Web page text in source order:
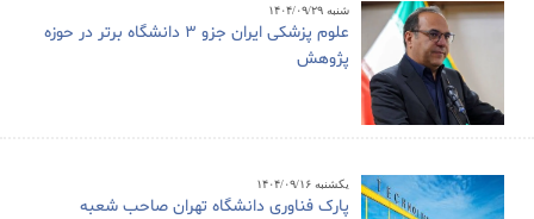
شنبه ۱۴۰۴/۰۹/۲۹
علوم پزشکی ایران جزو ۳ دانشگاه برتر در حوزه
پژوهش
یکشنبه ۱۴۰۴/۰۹/۱۶
پارک فناوری دانشگاه تهران صاحب شعبه